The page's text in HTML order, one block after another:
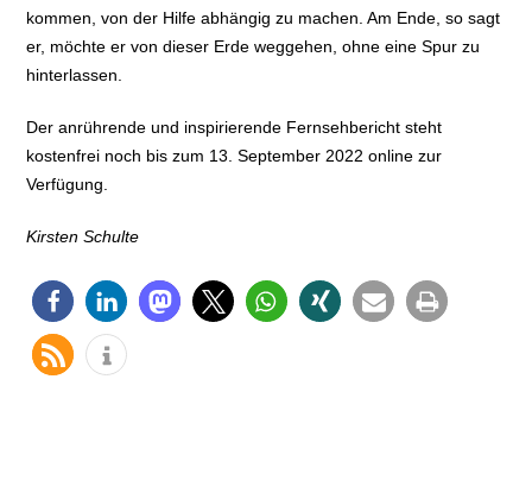
kommen, von der Hilfe abhängig zu machen. Am Ende, so sagt
er, möchte er von dieser Erde weggehen, ohne eine Spur zu
hinterlassen.
Der anrührende und inspirierende Fernsehbericht steht
kostenfrei noch bis zum 13. September 2022 online zur
Verfügung.
Kirsten Schulte